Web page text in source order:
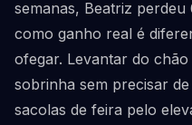
semanas, Beatriz
como ganho real é
ofegar. Levantar do
sobrinha sem precisar
sacolas de feira pelo